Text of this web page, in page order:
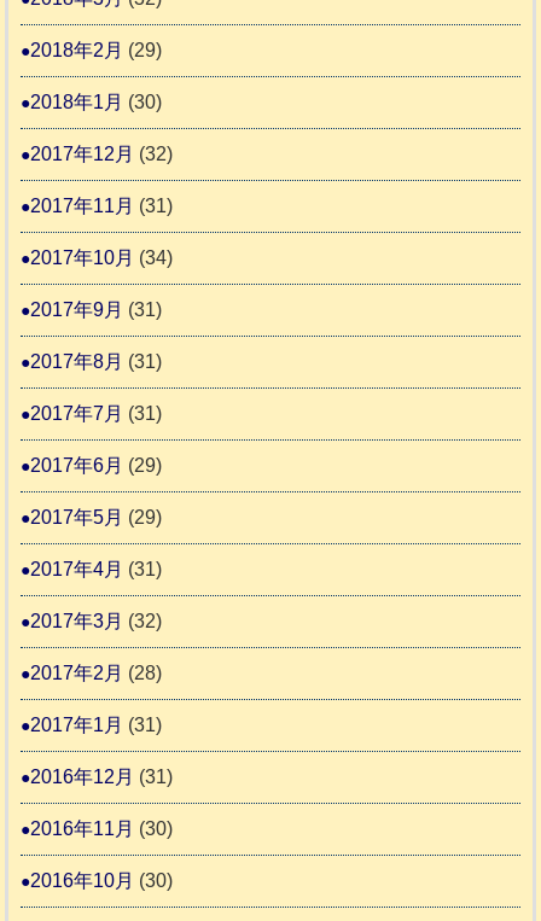
2018年2月 (29)
2018年1月 (30)
2017年12月 (32)
2017年11月 (31)
2017年10月 (34)
2017年9月 (31)
2017年8月 (31)
2017年7月 (31)
2017年6月 (29)
2017年5月 (29)
2017年4月 (31)
2017年3月 (32)
2017年2月 (28)
2017年1月 (31)
2016年12月 (31)
2016年11月 (30)
2016年10月 (30)